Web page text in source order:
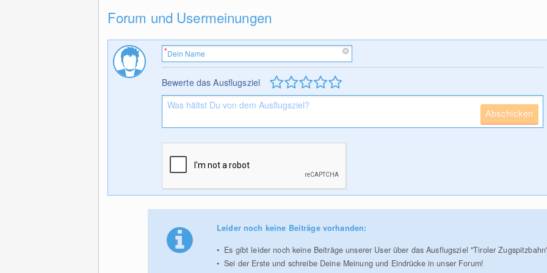
Forum und Usermeinungen
Bewerte das Ausflugsziel
Abschicken
Leider noch keine Beiträge vorhanden:
Es gibt leider noch keine Beiträge unserer User über das Ausflugsziel "Tiroler
Sei der Erste und schreibe Deine Meinung und Eindrücke in unser Forum!